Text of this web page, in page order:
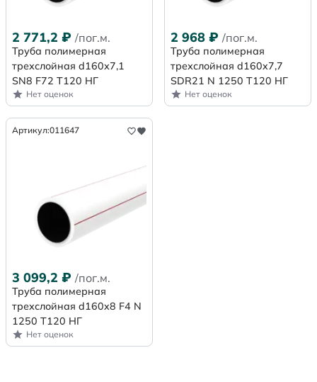
2 771,2 ₽ /пог.м.
Труба полимерная
трехслойная d160х7,1
SN8 F72 Т120 НГ
Нет оценок
2 968 ₽ /пог.м.
Труба полимерная
трехслойная d160x7,7
SDR21 N 1250 Т120 НГ
Нет оценок
Артикул:011647
3 099,2 ₽ /пог.м.
Труба полимерная
трехслойная d160x8 F4 N
1250 Т120 НГ
Нет оценок